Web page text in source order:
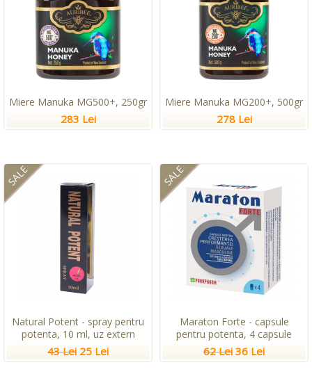
Miere Manuka MG500+, 250gr
283 Lei
Miere Manuka MG200+, 500gr
278 Lei
SALE
Natural Potent - spray pentru
potenta, 10 ml, uz extern
43 Lei 25 Lei
SALE
Maraton Forte - capsule
pentru potenta, 4 capsule
62 Lei 36 Lei